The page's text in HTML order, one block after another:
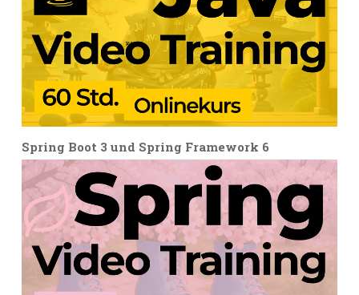
Spring Boot 3 und Spring Framework 6